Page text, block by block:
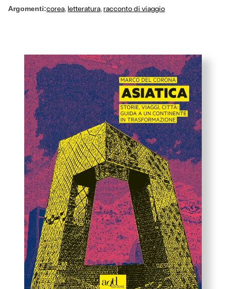
Argomenti:corea, letteratura,racconto di viaggio